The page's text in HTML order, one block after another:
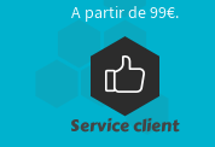
A partir de 99€.
Service client